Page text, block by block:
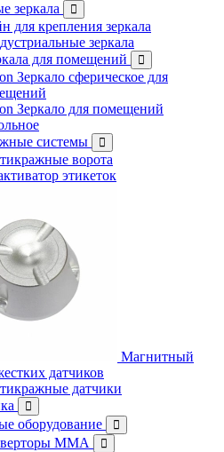
зеркала
для крепления зеркала
зеркала
для помещений
Зеркало сферическое для
Зеркало для помещений
системы
ворота
этикеток
Магнитный
датчиков
датчики
оборудование
ММА